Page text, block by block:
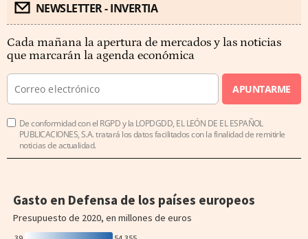
NEWSLETTER - INVERTIA
Cada mañana la apertura de mercados y las noticias
que marcarán la agenda económica
APUNTARME
De conformidad con el RGPD y la LOPDGDD, EL LEÓN DE EL ESPAÑOL
PUBLICACIONES, S.A. tratará los datos facilitados con la finalidad de remitirle
noticias de actualidad.